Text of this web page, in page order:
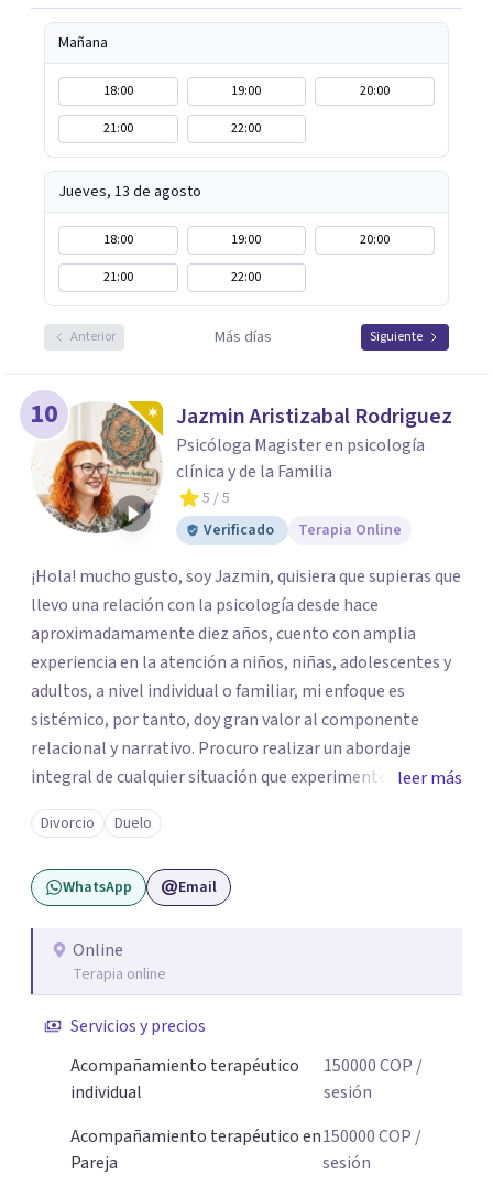
Mañana
18:00 19:00
20:00
21:00
22:00
Jueves, 13 de agosto
18:00 19:00
20:00
21:00
22:00
Anterior Más días Siguiente
10 Jazmin Aristizabal Rodriguez
Psicóloga Magister en psicología
clínica y de la Familia
5 / 5
Verificado
Terapia Online
¡Hola! mucho gusto, soy Jazmin, quisiera que supieras que
llevo una relación con la psicología desde hace
aproximadamamente diez años, cuento con amplia
experiencia en la atención a niños, niñas, adolescentes y
adultos, a nivel individual o familiar, mi enfoque es
sistémico, por tanto, doy gran valor al componente
relacional y narrativo. Procuro realizar un abordaje
integral de cualquier situación que experimenten mis
consultantes y así lograr una comprensión que favorezca
procesos de aprendizaje significativo y potencializar así
la movilización de recursos en pro de la solución y el
bienestar.
leer más
Divorcio Duelo
WhatsApp Email
Online
Terapia online
Servicios y precios
Acompañamiento terapéutico
individual
150000COP /
sesión
Acompañamiento terapéutico en
Pareja
150000COP /
sesión